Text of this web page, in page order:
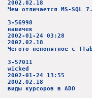
2002.02.18
Чем отличается MS-SQL
3-56998
навичек
2002-01-24 03:28
2002.02.18
Чегото непонятное с
3-57011
wicked
2002-01-24 13:55
2002.02.18
виды курсоров в ADO